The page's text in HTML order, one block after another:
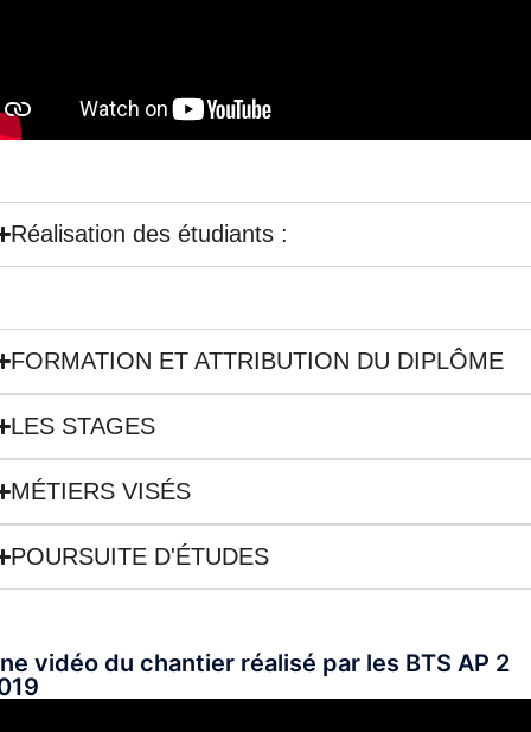
Réalisation des étudiants :
FORMATION ET ATTRIBUTION DU DIPLÔME
LES STAGES
MÉTIERS VISÉS
POURSUITE D'ÉTUDES
vidéo du chantier réalisé par les BTS AP 2